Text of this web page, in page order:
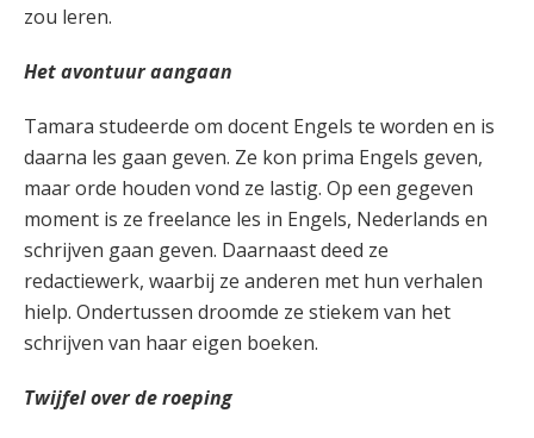
zou leren.
Het avontuur aangaan
Tamara studeerde om docent Engels te worden en is
daarna les gaan geven. Ze kon prima Engels geven,
maar orde houden vond ze lastig. Op een gegeven
moment is ze freelance les in Engels, Nederlands en
schrijven gaan geven. Daarnaast deed ze
redactiewerk, waarbij ze anderen met hun verhalen
hielp. Ondertussen droomde ze stiekem van het
schrijven van haar eigen boeken.
Twijfel over de roeping